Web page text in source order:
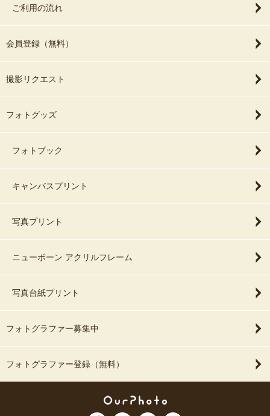
ご利用の流れ
会員登録（無料）
撮影リクエスト
フォトグッズ
フォトブック
キャンバスプリント
写真プリント
ニューボーン アクリルフレーム
写真台紙プリント
フォトグラファー募集中
フォトグラファー登録（無料）